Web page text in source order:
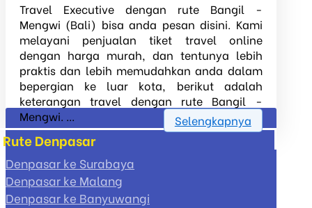
Travel Executive dengan rute Bangil -
Mengwi (Bali) bisa anda pesan disini. Kami
melayani penjualan tiket travel online
dengan harga murah, dan tentunya lebih
praktis dan lebih memudahkan anda dalam
bepergian ke luar kota, berikut adalah
keterangan travel dengan rute Bangil -
Mengwi. ...
Selengkapnya
Rute Denpasar
Denpasar ke Surabaya
Denpasar ke Malang
Denpasar ke Banyuwangi